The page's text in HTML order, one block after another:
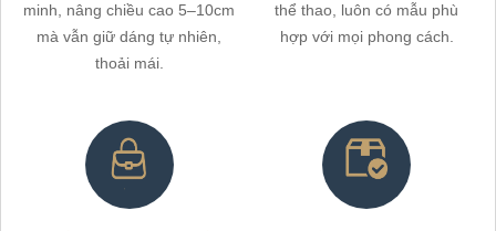
minh, nâng chiều cao 5–10cm
mà vẫn giữ dáng tự nhiên,
thoải mái.
thể thao, luôn có mẫu phù
hợp với mọi phong cách.